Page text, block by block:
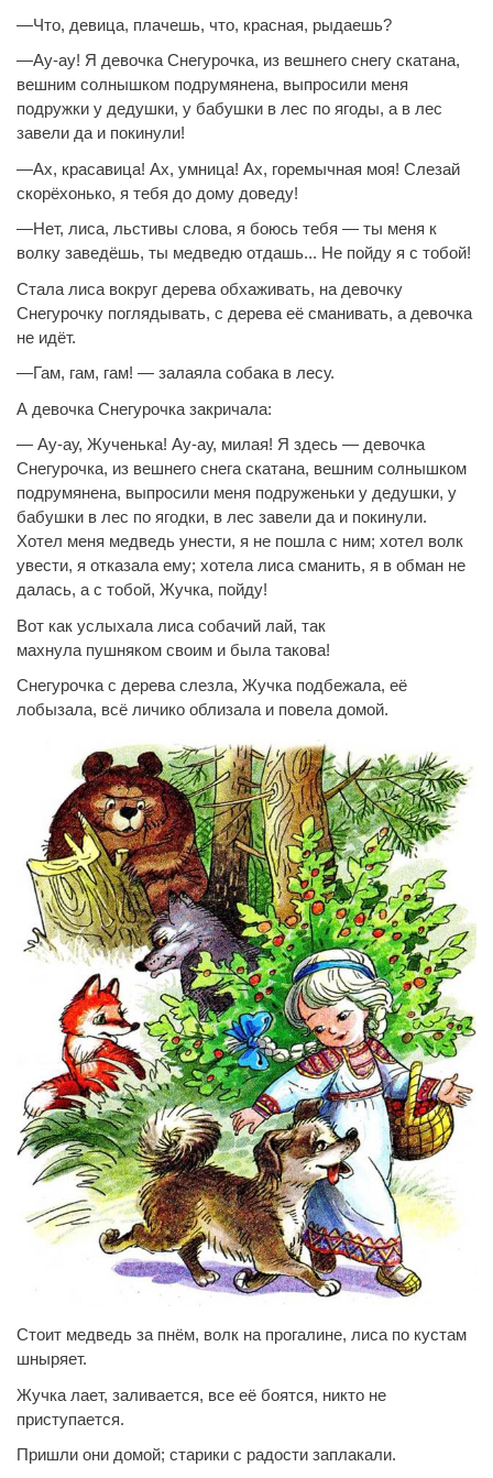
—Что, девица, плачешь, что, красная, рыдаешь?
—Ау-ау! Я девочка Снегурочка, из вешнего снегу скатана,
вешним солнышком подрумянена, выпросили меня
подружки у дедушки, у бабушки в лес по ягоды, а в лес
завели да и покинули!
—Ах, красавица! Ах, умница! Ах, горемычная моя! Слезай
скорёхонько, я тебя до дому доведу!
—Нет, лиса, льстивы слова, я боюсь тебя — ты меня к
волку заведёшь, ты медведю отдашь... Не пойду я с тобой!
Стала лиса вокруг дерева обхаживать, на девочку
Снегурочку поглядывать, с дерева её сманивать, а девочка
не идёт.
—Гам, гам, гам! — залаяла собака в лесу.
А девочка Снегурочка закричала:
— Ау-ау, Жученька! Ау-ау, милая! Я здесь — девочка
Снегурочка, из вешнего снега скатана, вешним солнышком
подрумянена, выпросили меня подруженьки у дедушки, у
бабушки в лес по ягодки, в лес завели да и покинули.
Хотел меня медведь унести, я не пошла с ним; хотел волк
увести, я отказала ему; хотела лиса сманить, я в обман не
далась, а с тобой, Жучка, пойду!
Вот как услыхала лиса собачий лай, так
махнула пушняком своим и была такова!
Снегурочка с дерева слезла, Жучка подбежала, её
лобызала, всё личико облизала и повела домой.
Стоит медведь за пнём, волк на прогалине, лиса по кустам
шныряет.
Жучка лает, заливается, все её боятся, никто не
приступается.
Пришли они домой; старики с радости заплакали.